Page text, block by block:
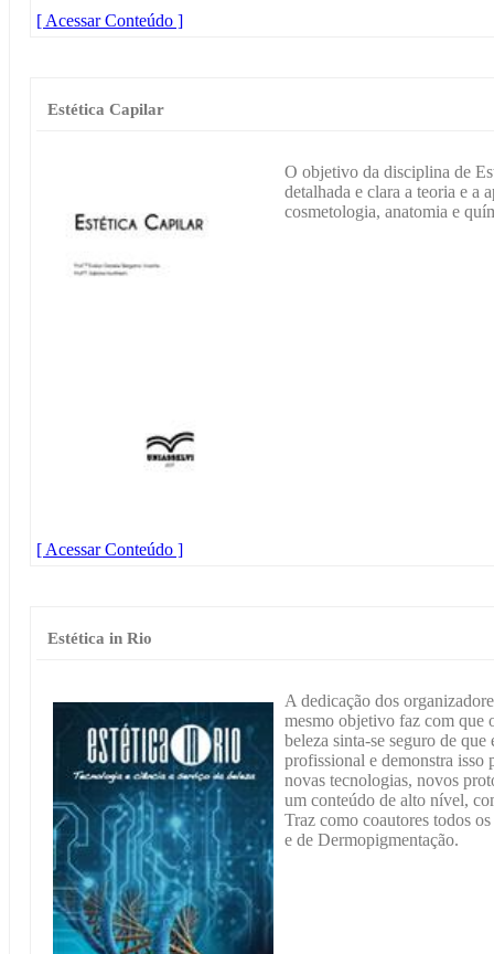
[ Acessar Conteúdo ]
Estética Capilar
O objetivo da disciplina de
detalhada e clara a teoria e a
cosmetologia, anatomia e
[ Acessar Conteúdo ]
Estética in Rio
A dedicação dos
mesmo objetivo faz com que
beleza sinta-se seguro de
profissional e demonstra isso
novas tecnologias, novos
um conteúdo de alto nível,
Traz como coautores todos
e de Dermopigmentação.